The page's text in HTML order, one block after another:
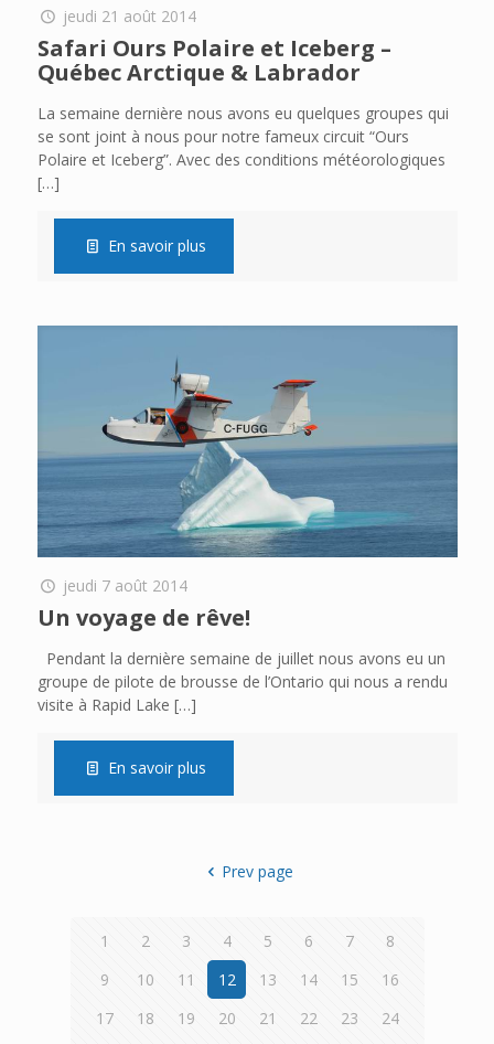
jeudi 21 août 2014
Safari Ours Polaire et Iceberg –
Québec Arctique & Labrador
La semaine dernière nous avons eu quelques groupes qui
se sont joint à nous pour notre fameux circuit “Ours
Polaire et Iceberg”. Avec des conditions météorologiques
[…]
En savoir plus
jeudi 7 août 2014
Un voyage de rêve!
Pendant la dernière semaine de juillet nous avons eu un
groupe de pilote de brousse de l’Ontario qui nous a rendu
visite à Rapid Lake […]
En savoir plus
Prev page
1 2 3 4 5 6 7
8
9
10 11 12 13 14 15
16
17
18 19 20 21 22 23
24